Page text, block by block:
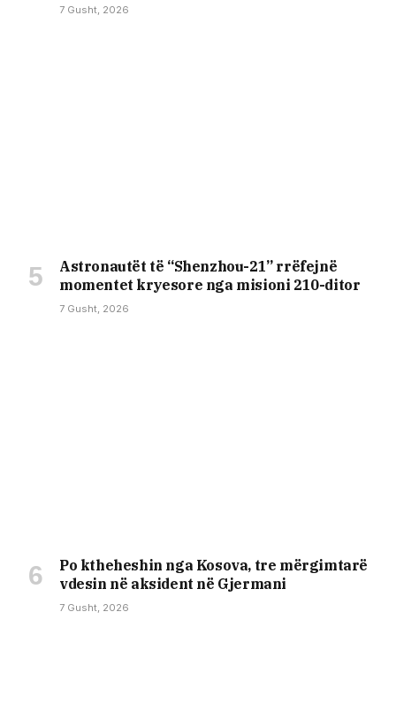
7 Gusht, 2026
Astronautët të “Shenzhou-21” rrëfejnë
momentet kryesore nga misioni 210-ditor
7 Gusht, 2026
Po ktheheshin nga Kosova, tre mërgimtarë
vdesin në aksident në Gjermani
7 Gusht, 2026